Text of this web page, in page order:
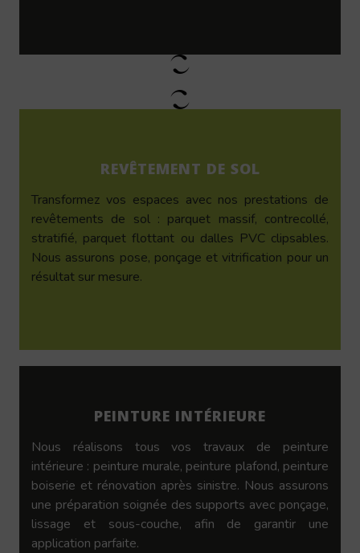
REVÊTEMENT DE SOL
Transformez vos espaces avec nos prestations de
revêtements de sol : parquet massif, contrecollé,
stratifié, parquet flottant ou dalles PVC clipsables.
Nous assurons pose, ponçage et vitrification pour un
résultat sur mesure.
PEINTURE INTÉRIEURE
Nous réalisons tous vos travaux de peinture
intérieure : peinture murale, peinture plafond, peinture
boiserie et rénovation après sinistre. Nous assurons
une préparation soignée des supports avec ponçage,
lissage et sous-couche, afin de garantir une
application parfaite.